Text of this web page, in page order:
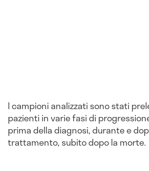
I campioni analizzati sono stati
pazienti in varie fasi di
prima della diagnosi, durante e
trattamento, subito dopo la morte.